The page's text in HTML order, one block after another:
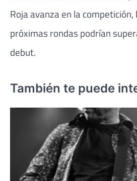
Roja avanza en la
próximas rondas podrían
debut.
También te puede